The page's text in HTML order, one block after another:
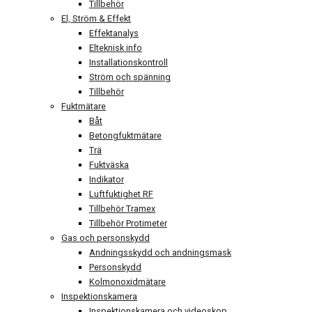
Tillbehör
El, Ström & Effekt
Effektanalys
Elteknisk info
Installationskontroll
Ström och spänning
Tillbehör
Fuktmätare
Båt
Betongfuktmätare
Trä
Fuktväska
Indikator
Luftfuktighet RF
Tillbehör Tramex
Tillbehör Protimeter
Gas och personskydd
Andningsskydd och andningsmask
Personskydd
Kolmonoxidmätare
Inspektionskamera